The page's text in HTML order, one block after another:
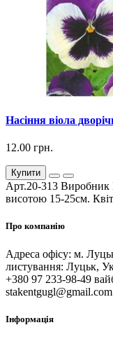
Насіння віола
12.00 грн.
Купити
Арт.20-313 Виробник
висотою 15-25см.
Про компанію
Адреса офісу: м.
листування: Луцьк,
+380 97 233-98-49
stakentgugl@gmail.com
Інформація